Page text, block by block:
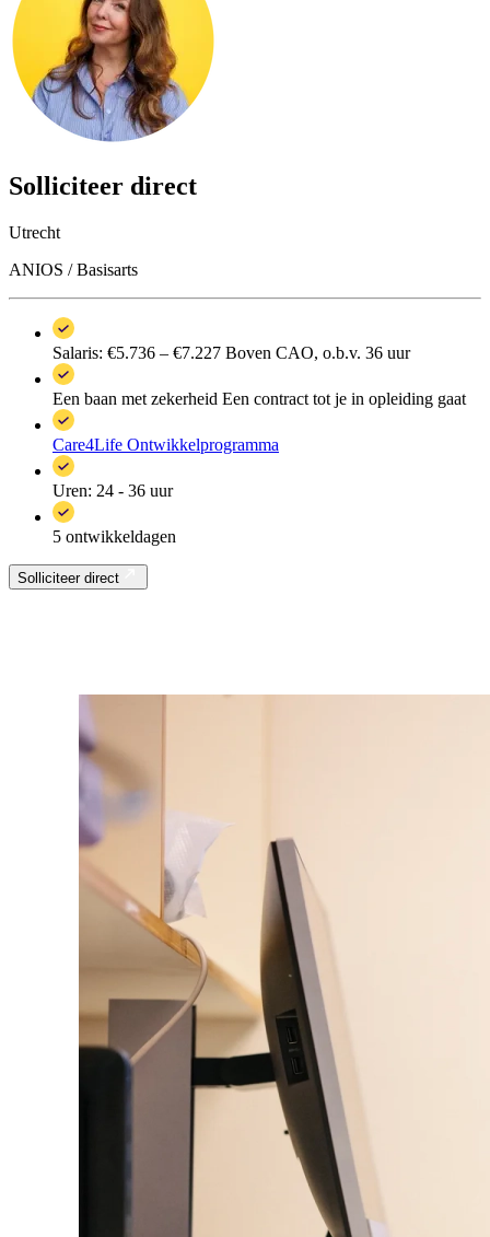
Solliciteer direct
Utrecht
ANIOS / Basisarts
Salaris: €5.736 – €7.227 Boven CAO, o.b.v. 36 uur
Een baan met zekerheid Een contract tot je in opleiding gaat
Care4Life Ontwikkelprogramma
Uren: 24 - 36 uur
5 ontwikkeldagen
Solliciteer direct